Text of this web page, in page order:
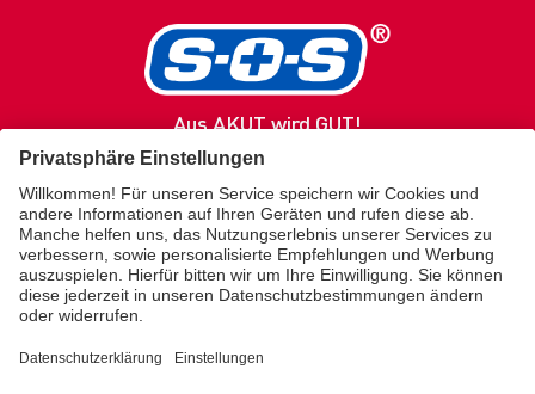
Aus AKUT wird GUT!
SOS
Produkte
Gesundheitsratgeber
Service / Kontakt
Über uns